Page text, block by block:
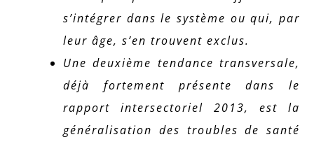
s’intégrer dans le système ou qui, par
leur âge, s’en trouvent exclus.
Une deuxième tendance transversale,
déjà fortement présente dans le
rapport intersectoriel 2013, est la
généralisation des troubles de santé